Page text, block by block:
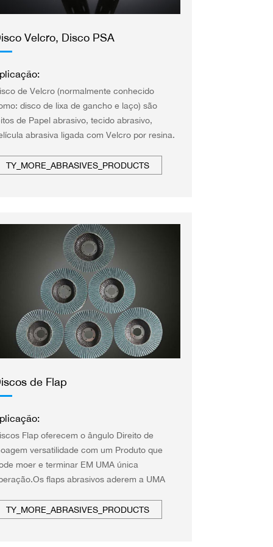
Velcro, Disco PSA
de Velcro (normalmente conhecido
disco de lixa de gancho e laço) são
de Papel abrasivo, tecido abrasivo,
abrasiva ligada com Velcro por resina.
TY_MORE_ABRASIVES_PRODUCTS
de Flap
Flap oferecem o ângulo Direito de
versatilidade com um Produto que
moer e terminar EM UMA única
flaps abrasivos aderem a UMA
estabilidade Durante a operação com
TY_MORE_ABRASIVES_PRODUCTS